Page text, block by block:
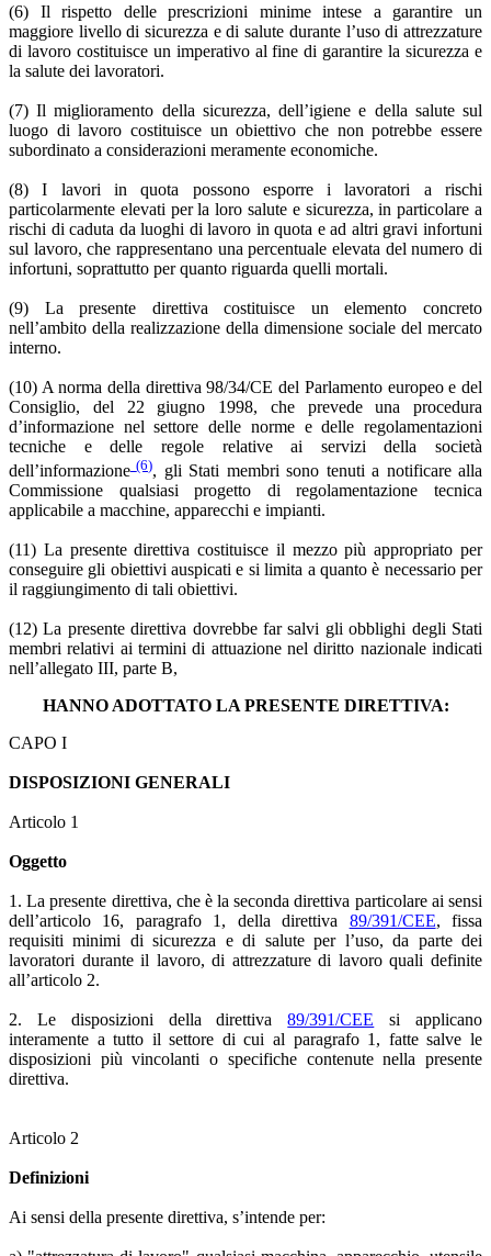
(6) Il rispetto delle prescrizioni minime intese a garantire un
maggiore livello di sicurezza e di salute durante l’uso di attrezzature
di lavoro costituisce un imperativo al fine di garantire la sicurezza e
la salute dei lavoratori.
(7) Il miglioramento della sicurezza, dell’igiene e della salute sul
luogo di lavoro costituisce un obiettivo che non potrebbe essere
subordinato a considerazioni meramente economiche.
(8) I lavori in quota possono esporre i lavoratori a rischi
particolarmente elevati per la loro salute e sicurezza, in particolare a
rischi di caduta da luoghi di lavoro in quota e ad altri gravi infortuni
sul lavoro, che rappresentano una percentuale elevata del numero di
infortuni, soprattutto per quanto riguarda quelli mortali.
(9) La presente direttiva costituisce un elemento concreto
nell’ambito della realizzazione della dimensione sociale del mercato
interno.
(10) A norma della direttiva 98/34/CE del Parlamento europeo e del
Consiglio, del 22 giugno 1998, che prevede una procedura
d’informazione nel settore delle norme e delle regolamentazioni
tecniche e delle regole relative ai servizi della società
dell’informazione (6), gli Stati membri sono tenuti a notificare alla
Commissione qualsiasi progetto di regolamentazione tecnica
applicabile a macchine, apparecchi e impianti.
(11) La presente direttiva costituisce il mezzo più appropriato per
conseguire gli obiettivi auspicati e si limita a quanto è necessario per
il raggiungimento di tali obiettivi.
(12) La presente direttiva dovrebbe far salvi gli obblighi degli Stati
membri relativi ai termini di attuazione nel diritto nazionale indicati
nell’allegato III, parte B,
HANNO ADOTTATO LA PRESENTE DIRETTIVA:
CAPO I
DISPOSIZIONI GENERALI
Articolo 1
Oggetto
1. La presente direttiva, che è la seconda direttiva particolare ai sensi
dell’articolo 16, paragrafo 1, della direttiva 89/391/CEE, fissa
requisiti minimi di sicurezza e di salute per l’uso, da parte dei
lavoratori durante il lavoro, di attrezzature di lavoro quali definite
all’articolo 2.
2. Le disposizioni della direttiva89/391/CEE si applicano
interamente a tutto il settore di cui al paragrafo 1, fatte salve le
disposizioni più vincolanti o specifiche contenute nella presente
direttiva.
Articolo 2
Definizioni
Ai sensi della presente direttiva, s’intende per: